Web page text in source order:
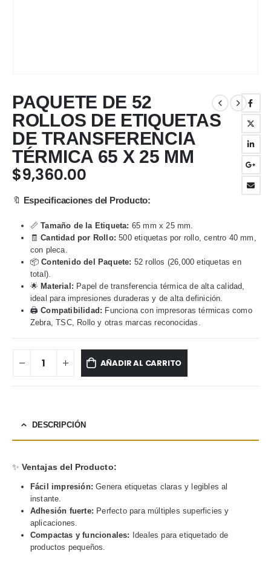
PAQUETE DE 52
ROLLOS DE ETIQUETAS
DE TRANSFERENCIA
TÉRMICA 65 X 25 MM
$9,360.00
🔖 Especificaciones del Producto:
📏Tamaño de la Etiqueta: 65 mm x 25 mm.
🧾Cantidad por Rollo: 500 etiquetas por rollo, centro 40 mm,
con pleca.
📦Contenido del Paquete: 52 rollos (26,000 etiquetas en
total).
🌟 Material: Papel de transferencia térmica de alta calidad,
ideal para impresiones duraderas y de alta definición.
🖨️Compatibilidad: Funciona con impresoras térmicas como
Zebra, TSC, Rollo y otras marcas reconocidas.
AÑADIR AL CARRITO
DESCRIPCIÓN
✨Ventajas del Producto:
Fácil impresión: Genera etiquetas claras y legibles al
instante.
Adhesión fuerte: Perfecto para múltiples superficies y
aplicaciones.
Compactas y funcionales: Ideales para etiquetado de
productos pequeños.